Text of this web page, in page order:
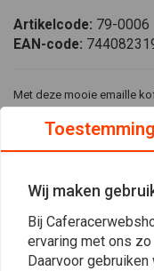
Artikelcode: 79-0006
EAN-code:
Met deze mooie emaille
Specs:
Emaille coating.
300ml inhoud
Toestemming
Wij maken
Bij
ervaring met ons
Daarvoor